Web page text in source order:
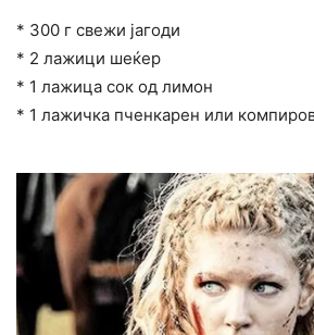
* 300 г свежи јагоди
* 2 лажици шеќер
* 1 лажица сок од лимон
* 1 лажичка пченкарен или